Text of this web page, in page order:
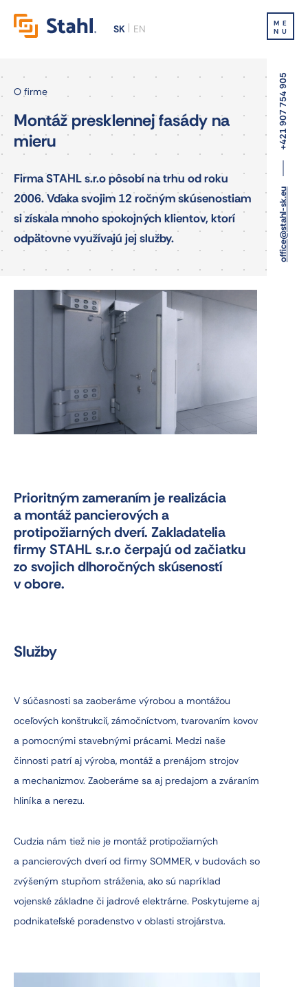
SK EN
ME
NU
office@stahl-sk.eu
+421 907 754 905
O firme
Montáž presklennej fasády na
mieru
Firma STAHL s.r.o pôsobí na trhu od roku
2006. Vďaka svojim 12 ročným skúsenostiam
si získala mnoho spokojných klientov, ktorí
odpätovne využívajú jej služby.
Prioritným zameraním je realizácia
a montáž pancierových a
protipožiarných dverí. Zakladatelia
firmy STAHL s.r.o čerpajú od začiatku
zo svojich dlhoročných skúseností
v obore.
Služby
V súčasnosti sa zaoberáme výrobou a montážou
oceľových konštrukcií, zámočníctvom, tvarovaním kovov
a pomocnými stavebnými prácami. Medzi naše
činnosti patrí aj výroba, montáž a prenájom strojov
a mechanizmov. Zaoberáme sa aj predajom a zváraním
hliníka a nerezu.
Cudzia nám tiež nie je montáž protipožiarných
a pancierových dverí od firmy SOMMER, v budovách so
zvýšeným stupňom stráženia, ako sú napríklad
vojenské základne či jadrové elektrárne. Poskytujeme aj
podnikateľské poradenstvo v oblasti strojárstva.